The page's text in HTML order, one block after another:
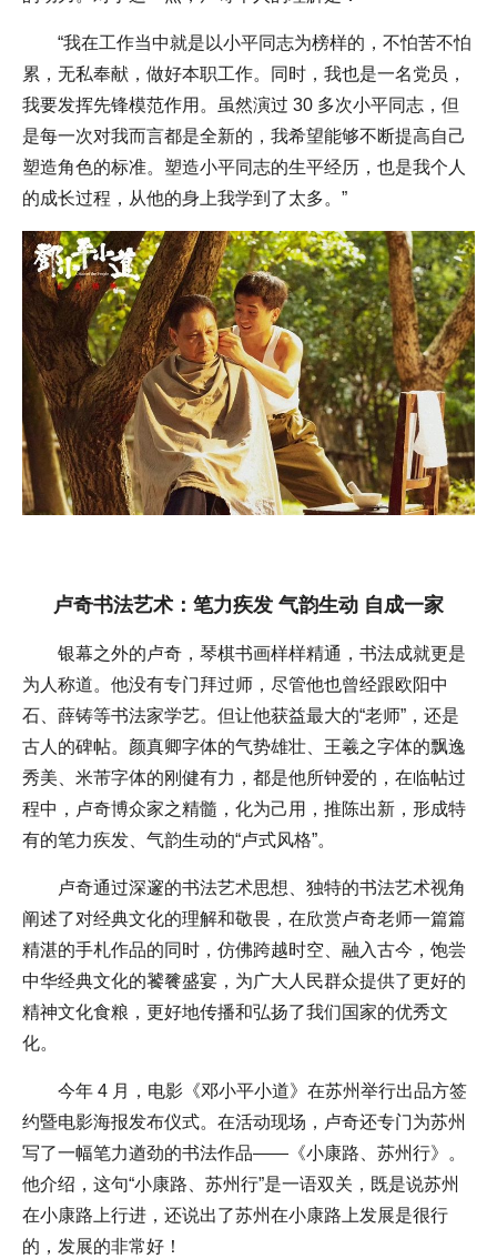
“我在工作当中就是以小平同志为榜样的，不怕苦不怕
累，无私奉献，做好本职工作。同时，我也是一名党员，
我要发挥先锋模范作用。虽然演过 30 多次小平同志，但
是每一次对我而言都是全新的，我希望能够不断提高自己
塑造角色的标准。塑造小平同志的生平经历，也是我个人
的成长过程，从他的身上我学到了太多。”
卢奇书法艺术：笔力疾发 气韵生动 自成一家
银幕之外的卢奇，琴棋书画样样精通，书法成就更是
为人称道。他没有专门拜过师，尽管他也曾经跟欧阳中
石、薛铸等书法家学艺。但让他获益最大的“老师”，还是
古人的碑帖。颜真卿字体的气势雄壮、王羲之字体的飘逸
秀美、米芾字体的刚健有力，都是他所钟爱的，在临帖过
程中，卢奇博众家之精髓，化为己用，推陈出新，形成特
有的笔力疾发、气韵生动的“卢式风格”。
卢奇通过深邃的书法艺术思想、独特的书法艺术视角
阐述了对经典文化的理解和敬畏，在欣赏卢奇老师一篇篇
精湛的手札作品的同时，仿佛跨越时空、融入古今，饱尝
中华经典文化的饕餮盛宴，为广大人民群众提供了更好的
精神文化食粮，更好地传播和弘扬了我们国家的优秀文
化。
今年 4 月，电影《邓小平小道》在苏州举行出品方签
约暨电影海报发布仪式。在活动现场，卢奇还专门为苏州
写了一幅笔力遒劲的书法作品——《小康路、苏州行》。
他介绍，这句“小康路、苏州行”是一语双关，既是说苏州
在小康路上行进，还说出了苏州在小康路上发展是很行
的，发展的非常好！